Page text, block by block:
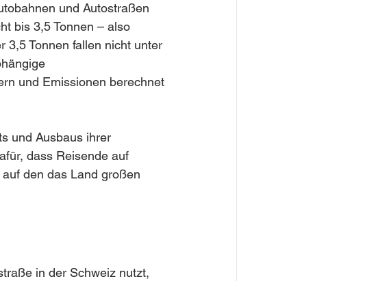
und Autostraßen
bis 3,5 Tonnen – also
3,5 Tonnen fallen nicht unter
und Emissionen berechnet
und Ausbaus ihrer
dass Reisende auf
den das Land großen
in der Schweiz nutzt,